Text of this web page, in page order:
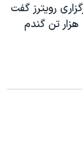
رویترز گفت
که روسیه به متحد خود سوریه حدود ۱۰۰ هزار تن گندم